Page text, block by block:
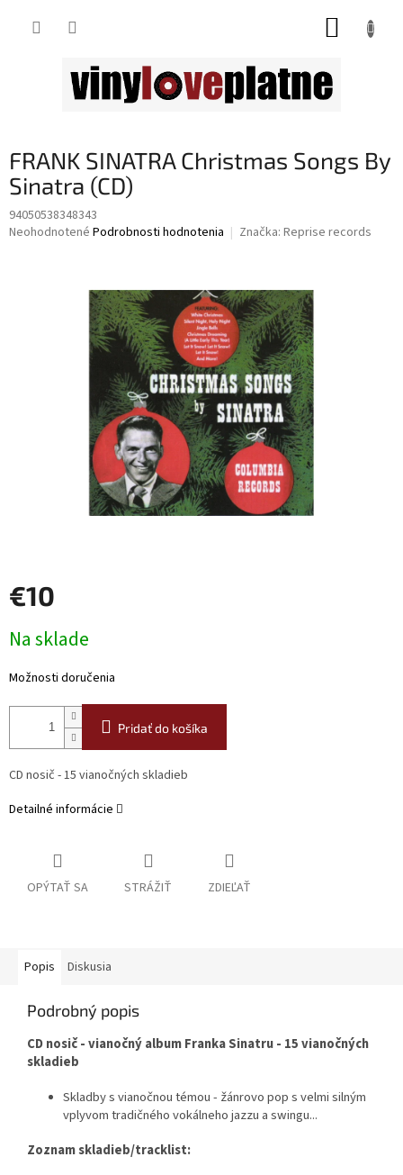
FRANK SINATRA Christmas Songs By
Sinatra (CD)
94050538348343
Priemerné
Neohodnotené Podrobnosti hodnotenia Značka: Reprise records
€10
cena:
Na sklade
Možnosti doručenia
Pridať do košíka
CD nosič - 15 vianočných skladieb
Detailné informácie
OPÝTAŤ SA STRÁŽIŤ ZDIEĽAŤ
Popis Diskusia
Podrobný popis
CD nosič - vianočný album Franka Sinatru - 15 vianočných
skladieb
Skladby s vianočnou témou - žánrovo pop s velmi silným
vplyvom tradičného vokálneho jazzu a swingu...
Zoznam skladieb/tracklist: